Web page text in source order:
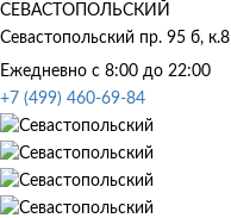
СЕВАСТОПОЛЬСКИЙ
Севастопольский пр. 95 б, к.8
Ежедневно с 8:00 до 22:00
+7 (499) 460-69-84